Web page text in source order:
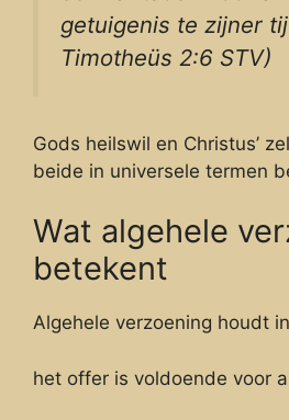
getuigenis te zijner
Timotheüs 2:6 STV)
Gods heilswil en Christus’
beide in universele termen
Wat algehele
betekent
Algehele verzoening houdt
het offer is voldoende voor